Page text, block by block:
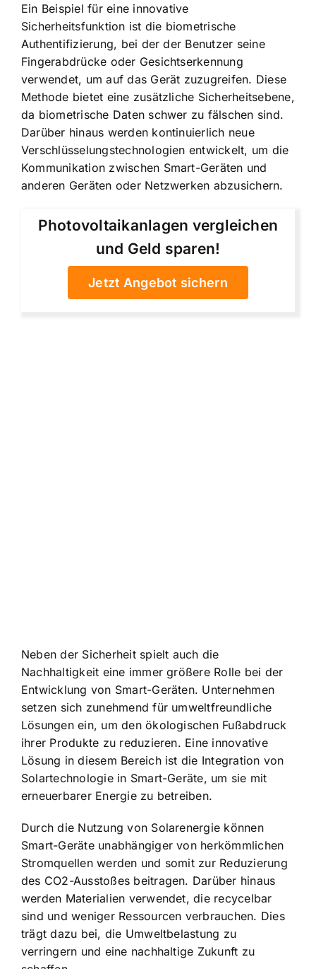
Ein Beispiel für eine innovative
Sicherheitsfunktion ist die biometrische
Authentifizierung, bei der der Benutzer seine
Fingerabdrücke oder Gesichtserkennung
verwendet, um auf das Gerät zuzugreifen. Diese
Methode bietet eine zusätzliche Sicherheitsebene,
da biometrische Daten schwer zu fälschen sind.
Darüber hinaus werden kontinuierlich neue
Verschlüsselungstechnologien entwickelt, um die
Kommunikation zwischen Smart-Geräten und
anderen Geräten oder Netzwerken abzusichern.
Photovoltaikanlagen vergleichen
und Geld sparen!
Jetzt Angebot sichern
Neben der Sicherheit spielt auch die
Nachhaltigkeit eine immer größere Rolle bei der
Entwicklung von Smart-Geräten. Unternehmen
setzen sich zunehmend für umweltfreundliche
Lösungen ein, um den ökologischen Fußabdruck
ihrer Produkte zu reduzieren. Eine innovative
Lösung in diesem Bereich ist die Integration von
Solartechnologiein Smart-Geräte, um sie mit
erneuerbarer Energie zu betreiben.
Durch die Nutzung von Solarenergie können
Smart-Geräte unabhängiger von herkömmlichen
Stromquellen werden und somit zur Reduzierung
des CO2-Ausstoßes beitragen. Darüber hinaus
werden Materialien verwendet, die recycelbar
sind und weniger Ressourcen verbrauchen. Dies
trägt dazu bei, die Umweltbelastung zu
verringern und eine nachhaltige Zukunft zu